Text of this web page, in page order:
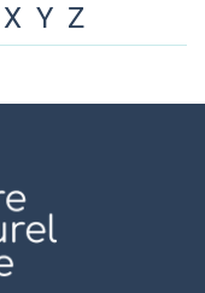
X Y Z